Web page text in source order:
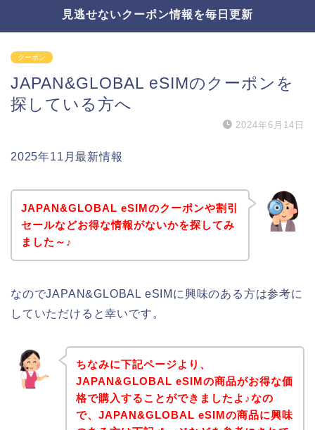
見逃せないクーポン情報を毎日更新
クーポン
JAPAN&GLOBAL eSIMのクーポンを
探している方へ
2024年6月14日
2025年11月最新情報
JAPAN&GLOBAL eSIMのクーポンや割引
セールなどお得な情報がないかを探してみ
ました～♪
なのでJAPAN&GLOBAL eSIMに興味のある方は参考に
していただけると幸いです。
ちなみに下記ページより、
JAPAN&GLOBAL eSIMの商品がお得な価
格で購入することができましたよ♪なの
で、JAPAN&GLOBAL eSIMの商品に興味